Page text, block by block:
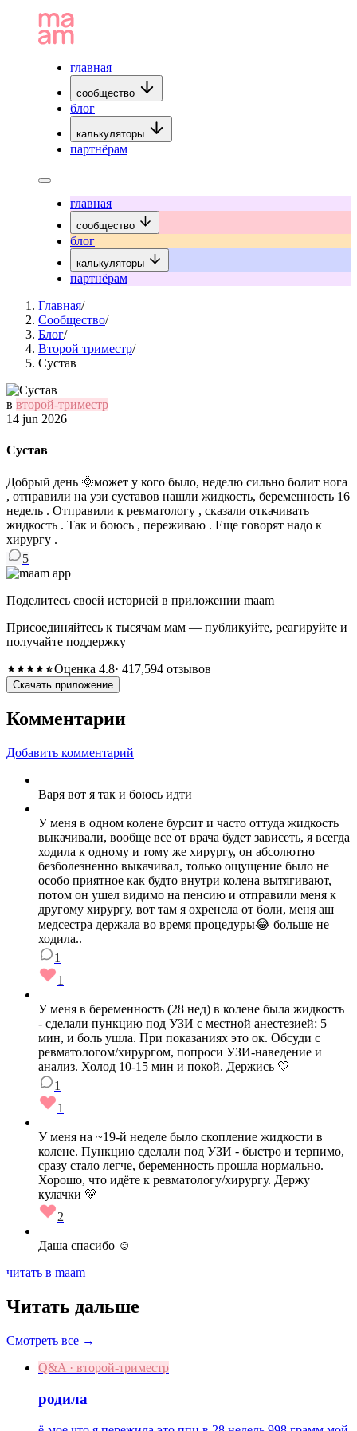
главная
сообщество
блог
калькуляторы
партнёрам
главная
сообщество
блог
калькуляторы
партнёрам
Главная/
Сообщество/
Блог/
Второй триместр/
Сустав
в второй-триместр
14 jun 2026
Сустав
Добрый день 🌞может у кого было, неделю сильно болит нога
, отправили на узи суставов нашли жидкость, беременность 16
недель . Отправили к ревматологу , сказали откачивать
жидкость . Так и боюсь , переживаю . Еще говорят надо к
хирургу .
5
Поделитесь своей историей в приложении maam
Присоединяйтесь к тысячам мам — публикуйте, реагируйте и
получайте поддержку
Оценка 4.8· 417,594 отзывов
Скачать приложение
Комментарии
Добавить комментарий
Варя вот я так и боюсь идти
У меня в одном колене бурсит и часто оттуда жидкость
выкачивали, вообще все от врача будет зависеть, я всегда
ходила к одному и тому же хирургу, он абсолютно
безболезненно выкачивал, только ощущение было не
особо приятное как будто внутри колена вытягивают,
потом он ушел видимо на пенсию и отправили меня к
другому хирургу, вот там я охренела от боли, меня аш
медсестра держала во время процедуры😂 больше не
ходила..
1
1
У меня в беременность (28 нед) в колене была жидкость
- сделали пункцию под УЗИ с местной анестезией: 5
мин, и боль ушла. При показаниях это ок. Обсуди с
ревматологом/хирургом, попроси УЗИ‑наведение и
анализ. Холод 10-15 мин и покой. Держись 🤍
1
1
У меня на ~19-й неделе было скопление жидкости в
колене. Пункцию сделали под УЗИ - быстро и терпимо,
сразу стало легче, беременность прошла нормально.
Хорошо, что идёте к ревматологу/хирургу. Держу
кулачки 💛
2
Даша спасибо ☺️
читать в maam
Читать дальше
Смотреть все →
Q&A · второй-триместр
родила